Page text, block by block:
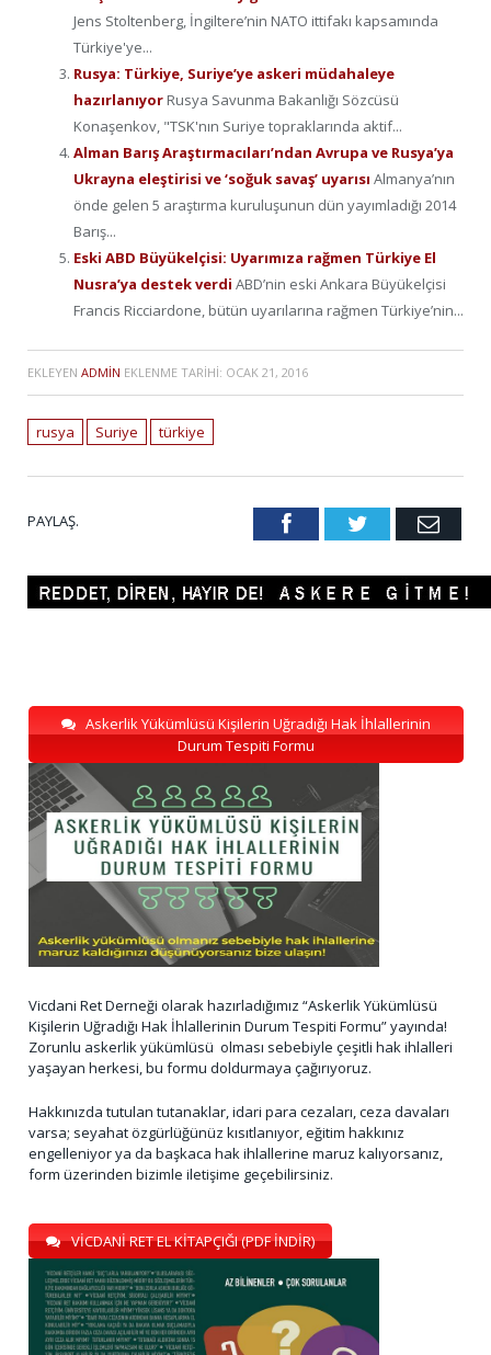
Jens Stoltenberg, İngiltere’nin NATO ittifakı kapsamında
Türkiye'ye...
Rusya: Türkiye, Suriye’ye askeri müdahaleye
hazırlanıyor Rusya Savunma Bakanlığı Sözcüsü
Konaşenkov, "TSK'nın Suriye topraklarında aktif...
Alman Barış Araştırmacıları’ndan Avrupa ve Rusya’ya
Ukrayna eleştirisi ve ‘soğuk savaş’ uyarısı Almanya’nın
önde gelen 5 araştırma kuruluşunun dün yayımladığı 2014
Barış...
Eski ABD Büyükelçisi: Uyarımıza rağmen Türkiye El
Nusra’ya destek verdi ABD’nin eski Ankara Büyükelçisi
Francis Ricciardone, bütün uyarılarına rağmen Türkiye’nin...
EKLEYEN ADMIN EKLENME TARIHI: OCAK 21, 2016
rusya Suriye türkiye
PAYLAŞ. FacebookTwitter Email
Askerlik Yükümlüsü Kişilerin Uğradığı Hak İhlallerinin
Durum Tespiti Formu
Vicdani Ret Derneği olarak hazırladığımız “Askerlik Yükümlüsü
Kişilerin Uğradığı Hak İhlallerinin Durum Tespiti Formu” yayında!
Zorunlu askerlik yükümlüsü olması sebebiyle çeşitli hak ihlalleri
yaşayan herkesi, bu formu doldurmaya çağırıyoruz.
Hakkınızda tutulan tutanaklar, idari para cezaları, ceza davaları
varsa; seyahat özgürlüğünüz kısıtlanıyor, eğitim hakkınız
engelleniyor ya da başkaca hak ihlallerine maruz kalıyorsanız,
form üzerinden bizimle iletişime geçebilirsiniz.
VİCDANİ RET EL KİTAPÇIĞI (PDF İNDİR)